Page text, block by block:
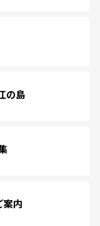
の島
案内